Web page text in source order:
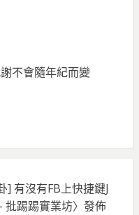
不會隨年紀而變
] 有沒有FB上快捷鍵J
批踢踢實業坊〉發佈